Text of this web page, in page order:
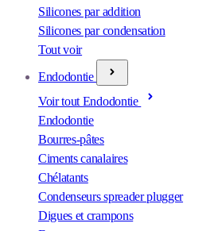
Silicones par addition
Silicones par condensation
Tout voir
Endodontie
Voir tout Endodontie
Endodontie
Bourres-pâtes
Ciments canalaires
Chélatants
Condenseurs spreader plugger
Digues et crampons